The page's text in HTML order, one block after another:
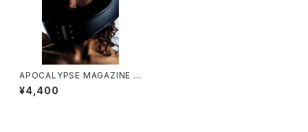
APOCALYPSE MAGAZINE is
sue 03 + Bonus:Poster
¥4,400